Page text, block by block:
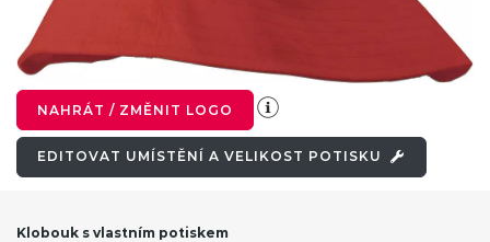
NAHRÁT / ZMĚNIT LOGO
EDITOVAT UMÍSTĚNÍ A VELIKOST POTISKU
Klobouk s vlastním potiskem